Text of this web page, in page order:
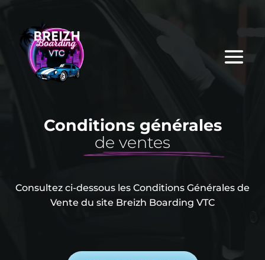
Conditions générales
de ventes
Consultez ci-dessous les Conditions Générales de
Vente du site Breizh Boarding VTC